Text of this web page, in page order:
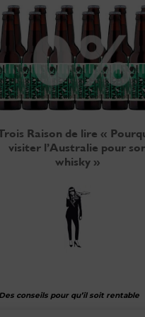
Raison de lire «
visiter l’Australie pour
whisky »
conseils pour qu’il soit rentable